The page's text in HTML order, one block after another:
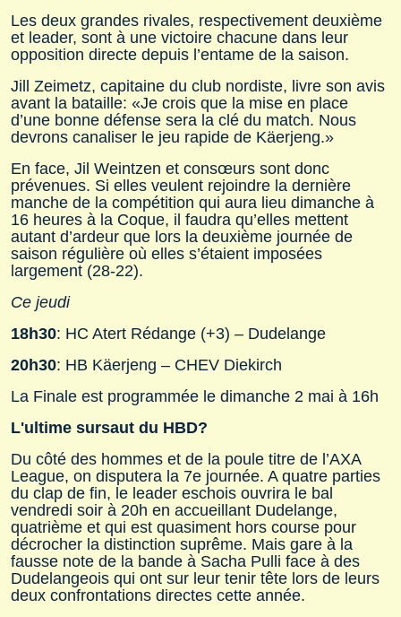
Les deux grandes rivales, respectivement deuxième
et leader, sont à une victoire chacune dans leur
opposition directe depuis l’entame de la saison.
Jill Zeimetz, capitaine du club nordiste, livre son avis
avant la bataille: «Je crois que la mise en place
d’une bonne défense sera la clé du match. Nous
devrons canaliser le jeu rapide de Käerjeng.»
En face, Jil Weintzen et consœurs sont donc
prévenues. Si elles veulent rejoindre la dernière
manche de la compétition qui aura lieu dimanche à
16 heures à la Coque, il faudra qu’elles mettent
autant d’ardeur que lors la deuxième journée de
saison régulière où elles s’étaient imposées
largement (28-22).
Ce jeudi
18h30: HC Atert Rédange (+3) – Dudelange
20h30: HB Käerjeng – CHEV Diekirch
La Finale est programmée le dimanche 2 mai à 16h
L'ultime sursaut du HBD?
Du côté des hommes et de la poule titre de l’AXA
League, on disputera la 7e journée. A quatre parties
du clap de fin, le leader eschois ouvrira le bal
vendredi soir à 20h en accueillant Dudelange,
quatrième et qui est quasiment hors course pour
décrocher la distinction suprême. Mais gare à la
fausse note de la bande à Sacha Pulli face à des
Dudelangeois qui ont sur leur tenir tête lors de leurs
deux confrontations directes cette année.